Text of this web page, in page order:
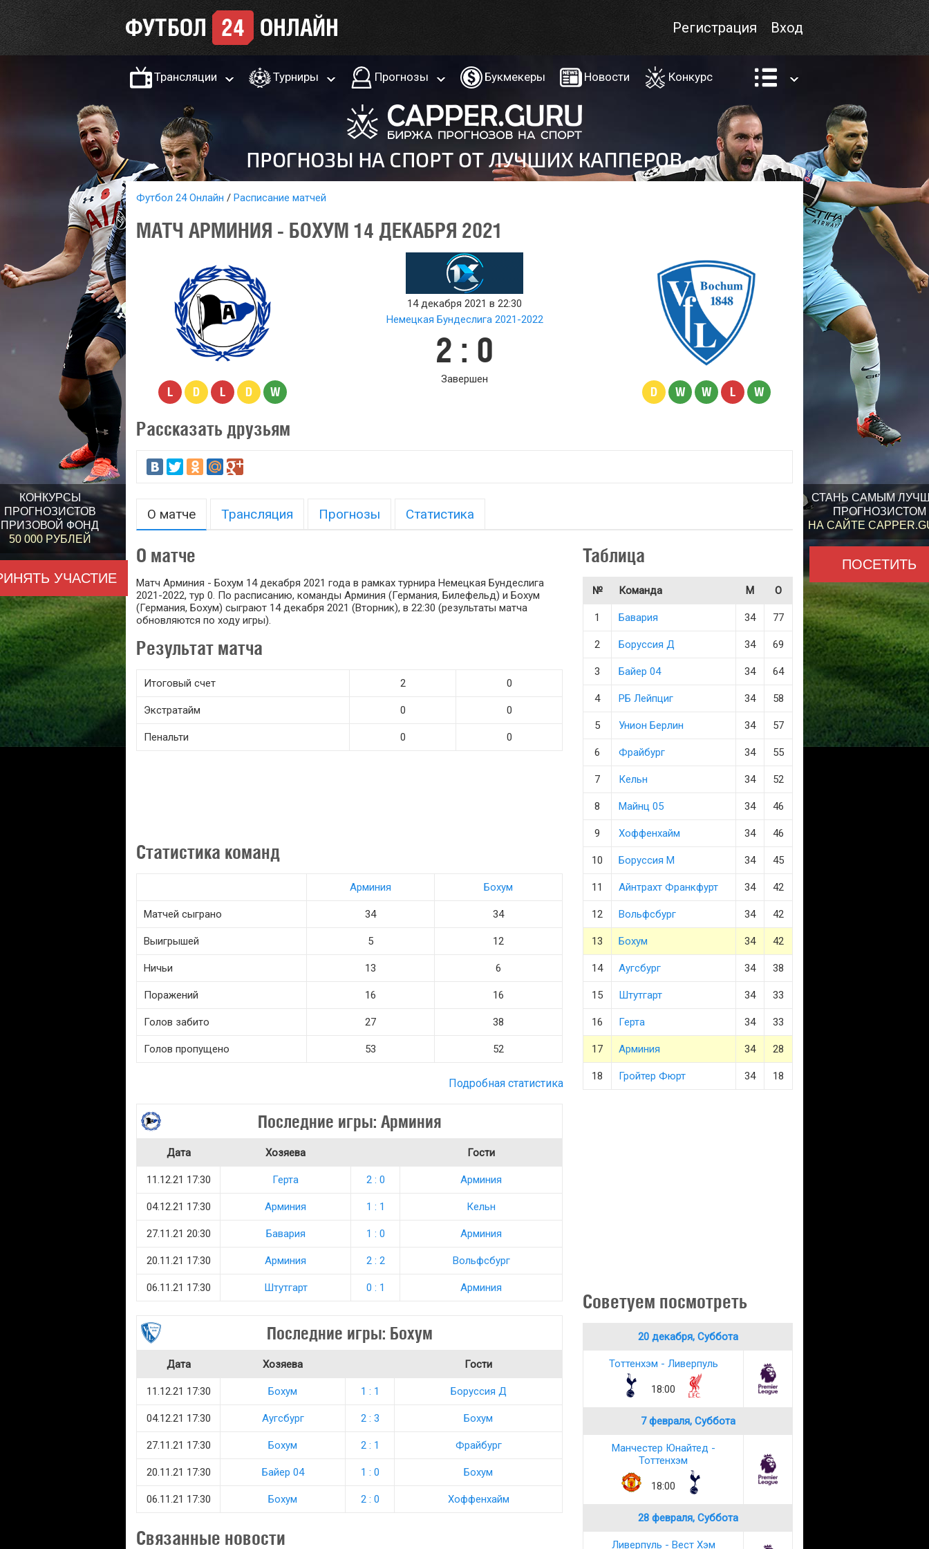
КОНКУРСЫ
ПРОГНОЗИСТОВ
ПРИЗОВОЙ ФОНД
50 000 РУБЛЕЙ
УЧАСТИЕ
СТАНЬ САМЫМ
ПРОГНОЗИСТОМ
НА САЙТЕ
ПОСЕТИТЬ
Вход
Регистрация
Трансляции Турниры Прогнозы Букмекеры Новости Конкурс
Футбол 24 Онлайн Расписание матчей
МАТЧ АРМИНИЯ - БОХУМ 14 ДЕКАБРЯ 2021
L D L D W
14 декабря 2021 в 22:30
Немецкая Бундеслига 2021-2022
2 : 0
Завершен
D W W L W
Рассказать друзьям
О матче Трансляция Прогнозы Статистика
О матче
Матч Арминия - Бохум 14 декабря 2021 года в рамках турнира Немецкая Бундеслига
2021-2022, тур 0. По расписанию, команды Арминия (Германия, Билефельд) и Бохум
(Германия, Бохум) сыграют 14 декабря 2021 (Вторник), в 22:30 (результаты матча
обновляются по ходу игры).
Результат матча
Итоговый счет 2 0
Экстратайм 0 0
Пенальти 0 0
Статистика команд
Арминия Бохум
Матчей сыграно 34 34
Выигрышей 5 12
Ничьи 13 6
Поражений 16 16
Голов забито 27 38
Голов пропущено 53 52
Подробная статистика
Последние игры: Арминия
Дата Хозяева Гости
11.12.21 17:30 Герта 2 : 0 Арминия
04.12.21 17:30 Арминия 1 : 1 Кельн
27.11.21 20:30 Бавария 1 : 0 Арминия
20.11.21 17:30 Арминия 2 : 2 Вольфсбург
06.11.21 17:30 Штутгарт 0 : 1 Арминия
Последние игры: Бохум
Дата Хозяева Гости
11.12.21 17:30 Бохум 1 : 1 Боруссия Д
04.12.21 17:30 Аугсбург 2 : 3 Бохум
27.11.21 17:30 Бохум 2 : 1 Фрайбург
20.11.21 17:30 Байер 04 1 : 0 Бохум
06.11.21 17:30 Бохум 2 : 0 Хоффенхайм
Связанные новости
Таблица
№ Команда М О
1 Бавария 34 77
2 Боруссия Д 34 69
3 Байер 04 34 64
4 РБ Лейпциг 34 58
5 Унион Берлин 34 57
6 Фрайбург 34 55
7 Кельн 34 52
8 Майнц 05 34 46
9 Хоффенхайм 34 46
10 Боруссия М 34 45
11 Айнтрахт Франкфурт 34 42
12 Вольфсбург 34 42
13 Бохум 34 42
14 Аугсбург 34 38
15 Штутгарт 34 33
16 Герта 34 33
17 Арминия 34 28
18 Гройтер Фюрт 34 18
Советуем посмотреть
20 декабря, Суббота
Тоттенхэм - Ливерпуль
18:00
7 февраля, Суббота
Манчестер Юнайтед -
Тоттенхэм
18:00
28 февраля, Суббота
Ливерпуль - Вест Хэм